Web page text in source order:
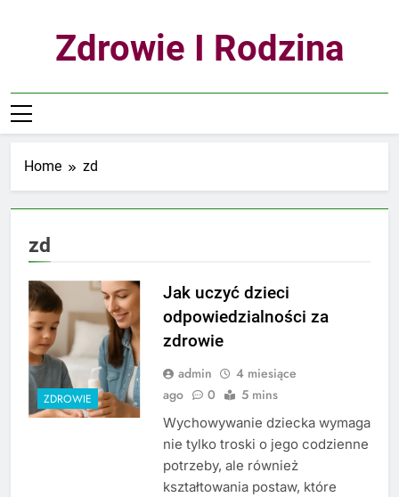
Zdrowie I Rodzina
Home zd
zd
ZDROWIE
Jak uczyć dzieci
odpowiedzialności za
zdrowie
admin
4 miesiące
ago
0 5 mins
Wychowywanie dziecka wymaga
nie tylko troski o jego codzienne
potrzeby, ale również
kształtowania postaw, które